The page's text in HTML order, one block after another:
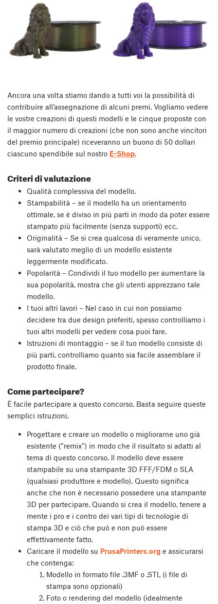
Ancora una volta stiamo dando a tutti voi la possibilità di
contribuire all’assegnazione di alcuni premi. Vogliamo vedere
le vostre creazioni di questi modelli e le cinque proposte con
il maggior numero di creazioni (che non sono anche vincitori
del premio principale) riceveranno un buono di 50 dollari
ciascuno spendibile sul nostro E-Shop.
Criteri di valutazione
Qualità complessiva del modello.
Stampabilità – se il modello ha un orientamento
ottimale, se è diviso in più parti in modo da poter essere
stampato più facilmente (senza supporti) ecc.
Originalità – Se si crea qualcosa di veramente unico,
sarà valutato meglio di un modello esistente
leggermente modificato.
Popolarità – Condividi il tuo modello per aumentare la
sua popolarità, mostra che gli utenti apprezzano tale
modello.
I tuoi altri lavori – Nel caso in cui non possiamo
decidere tra due design preferiti, spesso controlliamo i
tuoi altri modelli per vedere cosa puoi fare.
Istruzioni di montaggio – se il tuo modello consiste di
più parti, controlliamo quanto sia facile assemblare il
prodotto finale.
Come partecipare?
È facile partecipare a questo concorso. Basta seguire queste
semplici istruzioni.
Progettare e creare un modello o migliorarne uno già
esistente (“remix”) in modo che il risultato si adatti al
tema di questo concorso. Il modello deve essere
stampabile su una stampante 3D FFF/FDM o SLA
(qualsiasi produttore e modello). Questo significa
anche che non è necessario possedere una stampante
3D per partecipare. Quando si crea il modello, tenere a
mente i pro e i contro dei vari tipi di tecnologie di
stampa 3D e ciò che può e non può essere
effettivamente fatto.
Caricare il modello su PrusaPrinters.org e assicurarsi
che contenga:
Modello in formato file .3MF o .STL (i file di
stampa sono opzionali)
Foto o rendering del modello (idealmente